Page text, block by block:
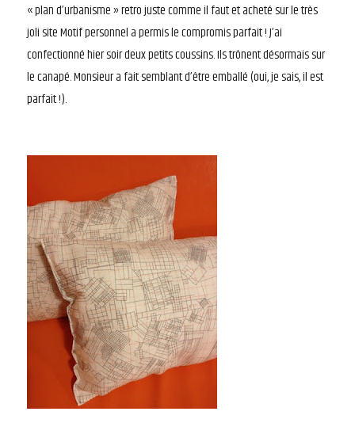
« plan d’urbanisme » retro juste comme il faut et acheté sur le très
joli site Motif personnel a permis le compromis parfait ! J’ai
confectionné hier soir deux petits coussins. Ils trônent désormais sur
le canapé. Monsieur a fait semblant d’être emballé (oui, je sais, il est
parfait !).